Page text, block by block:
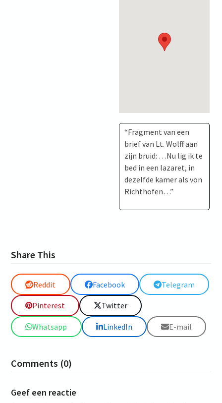
“Fragment van een
brief van Lt. Wolff aan
zijn bruid: …Nu lig ik te
bed in een lazaret, in
dezelfde kamer als von
Richthofen…”
Share This
Reddit Facebook Telegram
Pinterest Twitter
Whatsapp LinkedIn E-mail
Comments (0)
Geef een reactie